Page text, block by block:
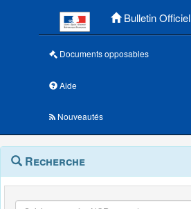
Bulletin Officiel
Documents opposables
Aide
Nouveautés
Navigation
outils
Menu
contextuel
Recherche